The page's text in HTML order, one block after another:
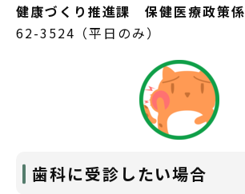
健康づくり推進課 保健医療政策係
62-3524（平日のみ）
歯科に受診したい場合